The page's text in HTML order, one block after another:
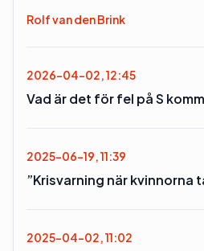
Rolf van den Brink
2026-04-02, 12:45
Vad är det för fel på S
2025-06-19, 11:39
”Krisvarning när kvinnorna
2025-04-02, 11:02